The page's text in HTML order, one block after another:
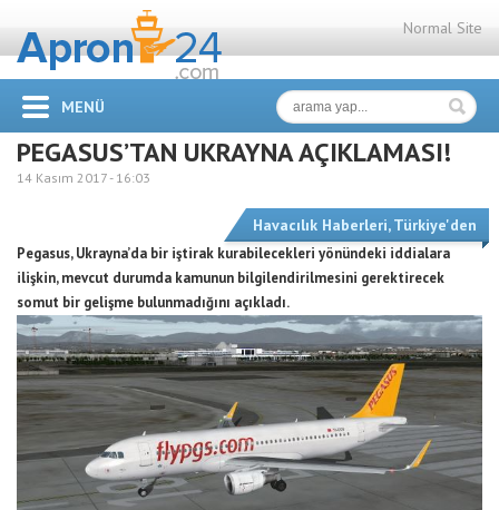
Normal Site
MENÜ
PEGASUS’TAN UKRAYNA AÇIKLAMASI!
14 Kasım 2017 - 16:03
Havacılık Haberleri,Türkiye'den
Pegasus, Ukrayna’da bir iştirak kurabilecekleri yönündeki iddialara
ilişkin, mevcut durumda kamunun bilgilendirilmesini gerektirecek
somut bir gelişme bulunmadığını açıkladı.